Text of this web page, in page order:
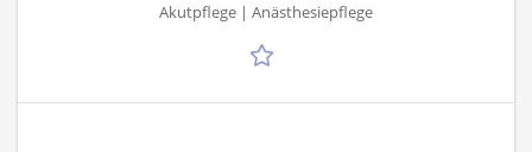
Akutpflege | Anästhesiepflege